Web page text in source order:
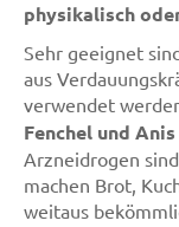
physikalisch
Sehr geeignet
aus
verwendet
Fenchel und Anis
Arzneidrogen
machen Brot,
weitaus